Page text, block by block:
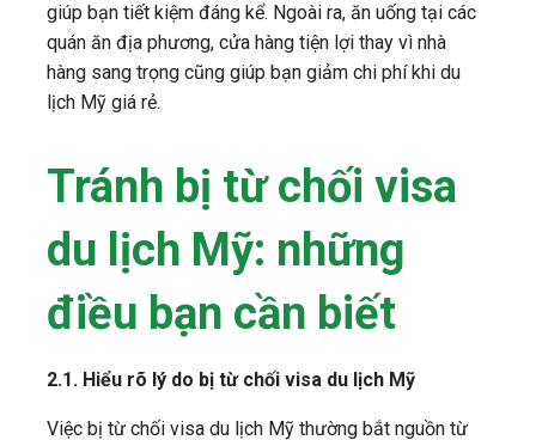
giúp bạn tiết kiệm đáng kể. Ngoài ra, ăn uống tại các
quán ăn địa phương, cửa hàng tiện lợi thay vì nhà
hàng sang trọng cũng giúp bạn giảm chi phí khi du
lịch Mỹ giá rẻ.
Tránh bị từ chối visa
du lịch Mỹ: những
điều bạn cần biết
2.1. Hiểu rõ lý do bị từ chối visa du lịch Mỹ
Việc bị từ chối visa du lịch Mỹ thường bắt nguồn từ